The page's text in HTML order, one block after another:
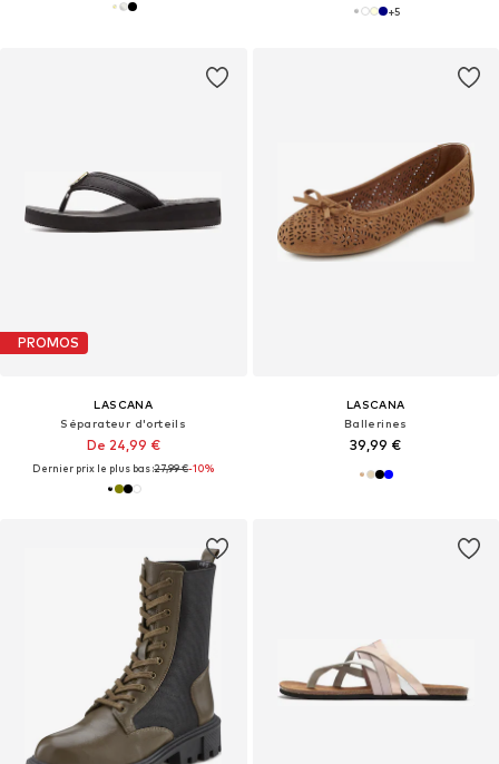
+5
PROMOS
LASCANA
Séparateur d'orteils
De 24,99 €
Dernier prix le plus bas :27,99 €-10%
LASCANA
Ballerines
39,99 €